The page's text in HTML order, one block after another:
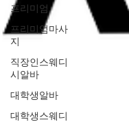
프리미엄
프리미엄마사
지
직장인스웨디
시알바
대학생알바
대학생스웨디